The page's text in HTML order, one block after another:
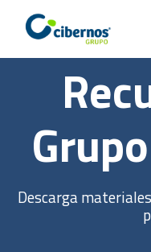
Descarga